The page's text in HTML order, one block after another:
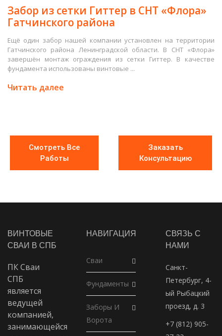
Забор из сетки Гиттер в СНТ «Флора»
Гатчинского района
Ещё один забор нашей компании установлен на территории
Гатчинского района Ленинградской области. В СНТ «Флора»
завершён монтаж ограждения из сетки Гиттер. В качестве
фундамента использованы винтовые ...
Читать далее
Смотреть Все
Работы
Заказать
Консультацию
ВИНТОВЫЕ
СВАИ В СПБ
ПК Сваи
СПБ
является
ведущей
компанией,
занимающейся
НАВИГАЦИЯ
Сваи
Фундаменты
Заборы И
Ворота
СВЯЗЬ С
НАМИ
Санкт-
Петербург, 4-
ый Рыбацкий
проезд, д. 3
+7 (812) 905-